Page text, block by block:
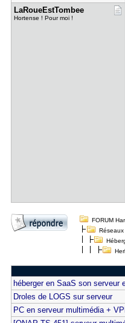
LaRoueEstT​ombee
Hortense ! Pour moi !
FORUM
héberger en SaaS son serveur
Droles de LOGS sur serveur
PC en serveur multimédia +